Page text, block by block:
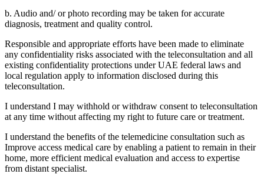
b. Audio and/ or photo recording may be taken for accurate
diagnosis, treatment and quality control.
Responsible and appropriate efforts have been made to eliminate
any confidentiality risks associated with the teleconsultation and all
existing confidentiality protections under UAE federal laws and
local regulation apply to information disclosed during this
teleconsultation.
I understand I may withhold or withdraw consent to teleconsultation
at any time without affecting my right to future care or treatment.
I understand the benefits of the telemedicine consultation such as
Improve access medical care by enabling a patient to remain in their
home, more efficient medical evaluation and access to expertise
from distant specialist.